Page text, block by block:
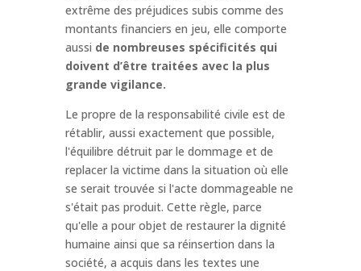
extrême des préjudices subis comme des
montants financiers en jeu, elle comporte
aussi de nombreuses spécificités qui
doivent d’être traitées avec la plus
grande vigilance.
Le propre de la responsabilité civile est de
rétablir, aussi exactement que possible,
l'équilibre détruit par le dommage et de
replacer la victime dans la situation où elle
se serait trouvée si l'acte dommageable ne
s'était pas produit. Cette règle, parce
qu'elle a pour objet de restaurer la dignité
humaine ainsi que sa réinsertion dans la
société, a acquis dans les textes une